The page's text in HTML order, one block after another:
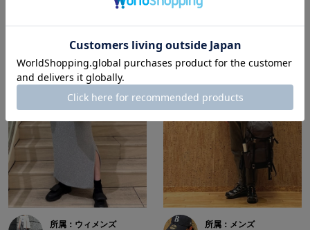
所属：ウィメンズ
所属：メンズ